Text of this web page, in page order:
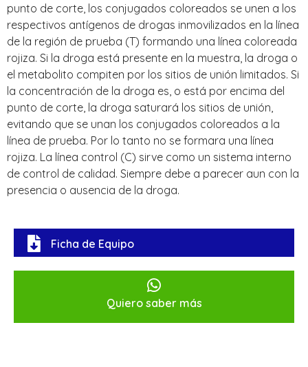
punto de corte, los conjugados coloreados se unen a los
respectivos antígenos de drogas inmovilizados en la línea
de la región de prueba (T) formando una línea coloreada
rojiza. Si la droga está presente en la muestra, la droga o
el metabolito compiten por los sitios de unión limitados. Si
la concentración de la droga es, o está por encima del
punto de corte, la droga saturará los sitios de unión,
evitando que se unan los conjugados coloreados a la
línea de prueba. Por lo tanto no se formara una línea
rojiza. La línea control (C) sirve como un sistema interno
de control de calidad. Siempre debe a parecer aun con la
presencia o ausencia de la droga.
Ficha de Equipo
Quiero saber más